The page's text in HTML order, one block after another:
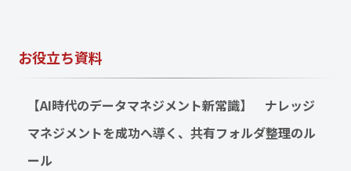
お役立ち資料
【AI時代のデータマネジメント新常識】　ナレッジ
マネジメントを成功へ導く、共有フォルダ整理のル
ール